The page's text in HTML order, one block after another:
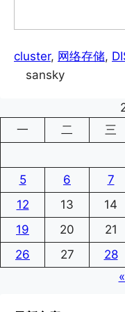
cluster, 网络存储,
sansky
一
二 三
5
6 7
12
13 14
19
20 21
26
27 28